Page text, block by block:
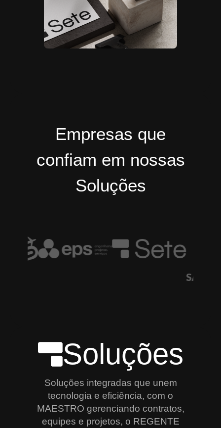
Empresas que
confiam em nossas
Soluções
Soluções
Soluções integradas que unem
tecnologia e eficiência, com o
MAESTRO gerenciando contratos,
equipes e projetos, o REGENTE